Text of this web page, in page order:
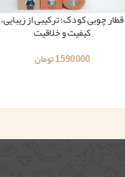
قطار چوبی کودک؛ ترکیبی از زیبایی،
کیفیت و خلاقیت
1,590,000تومان